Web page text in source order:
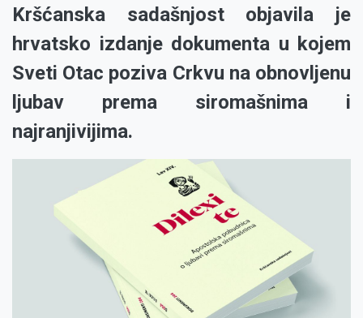
Kršćanska sadašnjost objavila je
hrvatsko izdanje dokumenta u kojem
Sveti Otac poziva Crkvu na obnovljenu
ljubav prema siromašnima i
najranjivijima.